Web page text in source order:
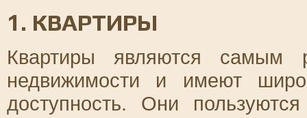
1. КВАРТИРЫ
Квартиры являются самым
недвижимости и имеют
доступность. Они